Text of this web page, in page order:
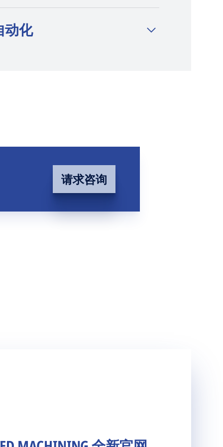
动化
请求咨询